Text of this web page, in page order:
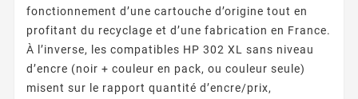
fonctionnement d’une cartouche d’origine tout en
profitant du recyclage et d’une fabrication en France.
À l’inverse, les compatibles HP 302 XL sans niveau
d’encre (noir + couleur en pack, ou couleur seule)
misent sur le rapport quantité d’encre/prix,